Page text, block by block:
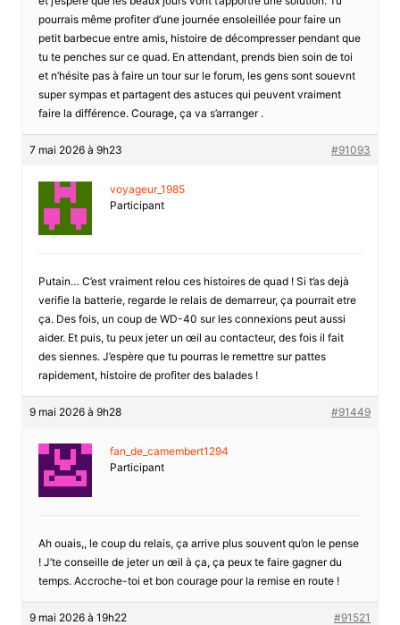
pourrais même profiter d’une journée ensoleillée pour faire un
petit barbecue entre amis, histoire de décompresser pendant que
tu te penches sur ce quad. En attendant, prends bien soin de toi
et n’hésite pas à faire un tour sur le forum, les gens sont souevnt
super sympas et partagent des astuces qui peuvent vraiment
faire la différence. Courage, ça va s’arranger .
7 mai 2026 à 9h23 #91093
voyageur_1985
Participant
Putain… C’est vraiment relou ces histoires de quad ! Si t’as dejà
verifie la batterie, regarde le relais de demarreur, ça pourrait etre
ça. Des fois, un coup de WD-40 sur les connexions peut aussi
aider. Et puis, tu peux jeter un œil au contacteur, des fois il fait
des siennes. J’espère que tu pourras le remettre sur pattes
rapidement, histoire de profiter des balades !
9 mai 2026 à 9h28 #91449
fan_de_camembert1294
Participant
Ah ouais,, le coup du relais, ça arrive plus souvent qu’on le pense
! J’te conseille de jeter un œil à ça, ça peux te faire gagner du
temps. Accroche-toi et bon courage pour la remise en route !
9 mai 2026 à 19h22 #91521